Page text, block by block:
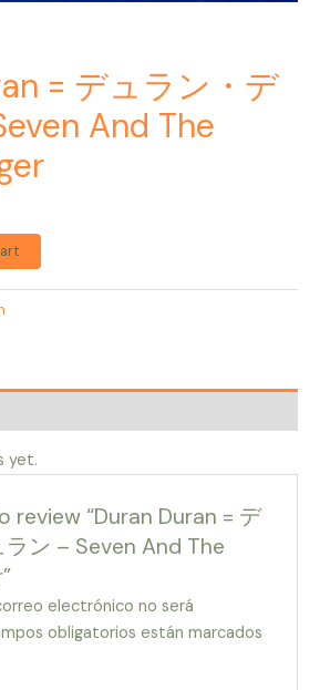
= デュラン・デ
And The
yet.
review “Duran Duran = デ
ン – Seven And The
electrónico no será
obligatorios están marcados